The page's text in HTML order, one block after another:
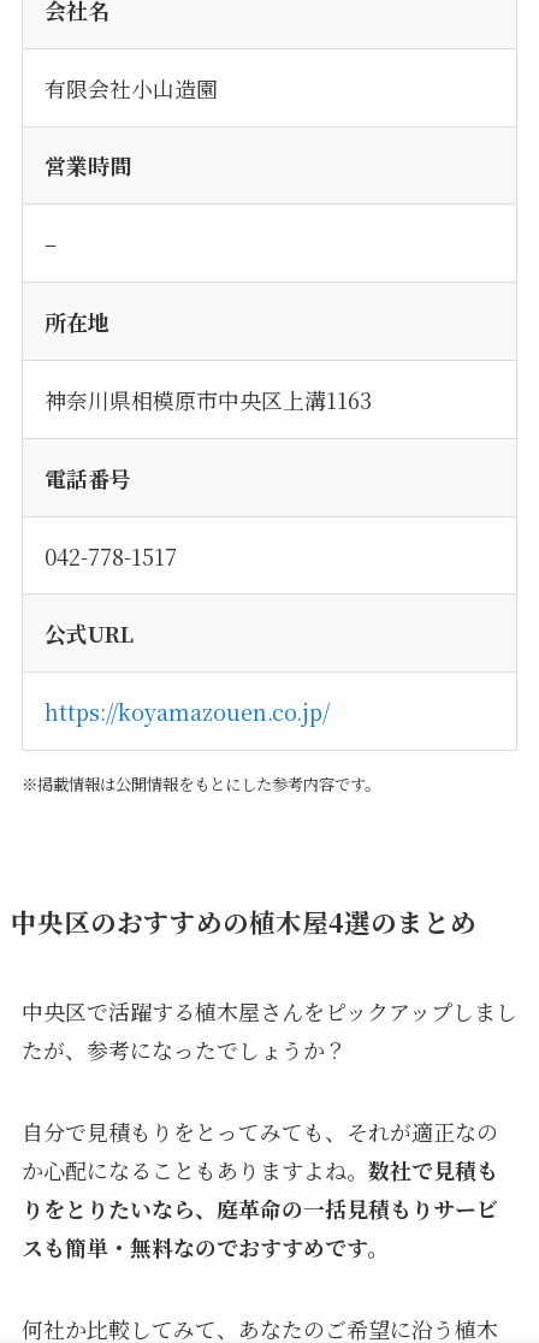
会社名
有限会社小山造園
営業時間
–
所在地
神奈川県相模原市中央区上溝1163
電話番号
042-778-1517
公式URL
https://koyamazouen.co.jp/
※掲載情報は公開情報をもとにした参考内容です。
中央区のおすすめの植木屋4選のまとめ
中央区で活躍する植木屋さんをピックアップしまし
たが、参考になったでしょうか？
自分で見積もりをとってみても、それが適正なの
か心配になることもありますよね。 数社で見積も
りをとりたいなら、庭革命の一括見積もりサービ
スも簡単・無料なのでおすすめです。
何社か比較してみて、あなたのご希望に沿う植木